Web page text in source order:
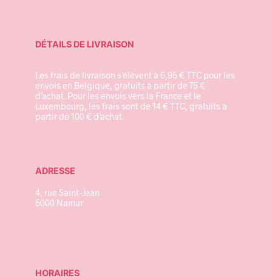
DÉTAILS DE LIVRAISON
Les frais de livraison s’élèvent à 6,95 € TTC pour les
envois en Belgique, gratuits à partir de 75 €
d’achat. Pour les envois vers la France et le
Luxembourg, les frais sont de 14 € TTC, gratuits à
partir de 100 € d’achat.
ADRESSE
4, rue Saint-Jean
5000 Namur
HORAIRES